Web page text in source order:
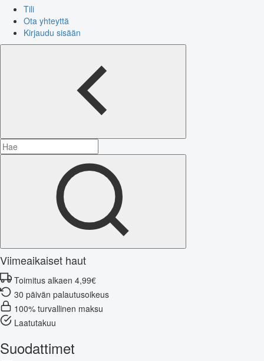
Tili
Ota yhteyttä
Kirjaudu sisään
Viimeaikaiset haut
Toimitus alkaen 4,99€
30 päivän palautusoikeus
100% turvallinen maksu
Laatutakuu
Suodattimet